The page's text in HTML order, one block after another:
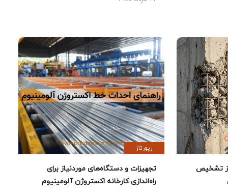
تشخیص
رپورتاژ
تجهیزات و دستگاه‌های موردنیاز برای
راه‌اندازی کارخانه اکستروژن آلومینیوم